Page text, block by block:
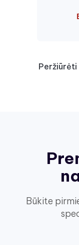
Būkite